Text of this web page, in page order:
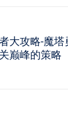
大攻略-魔塔
巅峰的策略